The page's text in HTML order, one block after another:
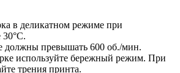
в деликатном режиме при
30°С.
должны превышать 600 об./мин.
используйте бережный режим. При
трения принта.